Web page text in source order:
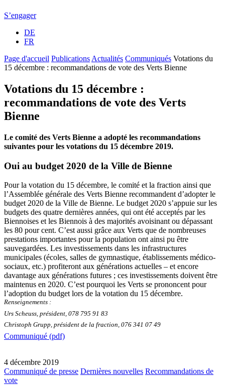
S’engager
DE
FR
Page d'accueil Publications Actualités Communiqués Votations du
15 décembre : recommandations de vote des Verts Bienne
Votations du 15 décembre :
recommandations de vote des Verts
Bienne
Le comité des Verts Bienne a adopté les recommandations
suivantes pour les votations du 15 décembre 2019.
Oui au budget 2020 de la Ville de Bienne
Pour la votation du 15 décembre, le comité et la fraction ainsi que
l’Assemblée générale des Verts Bienne recommandent d’adopter le
budget 2020 de la Ville de Bienne. Le budget 2020 s’appuie sur les
budgets des quatre dernières années, qui ont été acceptés par les
Biennoises et les Biennois à des majorités avoisinant ou dépassant
les 80 pour cent. C’est aussi grâce aux Verts que de nombreuses
prestations importantes pour la population ont ainsi pu être
sauvegardées. Les investissements dans les infrastructures
municipales (écoles, salles de gymnastique, établissements médico-
sociaux, etc.) profiteront aux générations actuelles – et encore
davantage aux générations futures ; ces investissements doivent être
maintenus en 2020. C’est pourquoi les Verts se prononcent pour
l’adoption du budget lors de la votation du 15 décembre.
Renseignements :
Urs Scheuss, président, 078 795 91 83
Christoph Grupp, président de la fraction, 076 341 07 49
Communiqué (pdf)
4 décembre 2019
Communiqué de presse Dernières nouvelles Recommandations de
vote